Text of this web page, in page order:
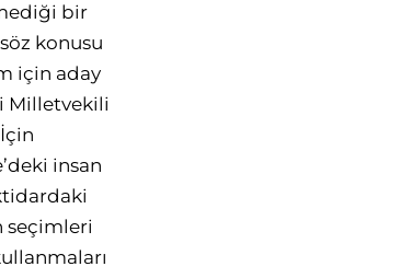
bir
konusu
için aday
Milletvekili
insan
seçimleri